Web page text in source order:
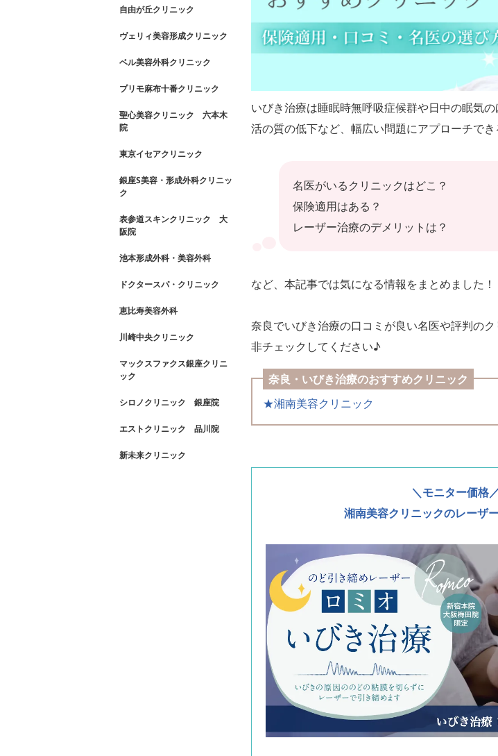
いびき治療は睡眠時無呼吸症候群や日中の眠気
活の質の低下など、幅広い問題にアプローチでき
名医がいるクリニックはどこ？
保険適用はある？
レーザー治療のデメリットは？
など、本記事では気になる情報をまとめました！
奈良でいびき治療の口コミが良い名医や評判の
非チェックしてください♪
奈良・いびき治療のおすすめクリニック
★湘南美容クリニック
＼モニター価格／
湘南美容クリニックのレーザ
自由が丘クリニック
ヴェリィ美容形成クリニック
ベル美容外科クリニック
プリモ麻布十番クリニック
聖心美容クリニック 六本木
院
東京イセアクリニック
銀座S美容・形成外科クリニッ
ク
表参道スキンクリニック 大
阪院
池本形成外科・美容外科
ドクタースパ・クリニック
恵比寿美容外科
川崎中央クリニック
マックスファクス銀座クリニ
ック
シロノクリニック 銀座院
エストクリニック 品川院
新未来クリニック